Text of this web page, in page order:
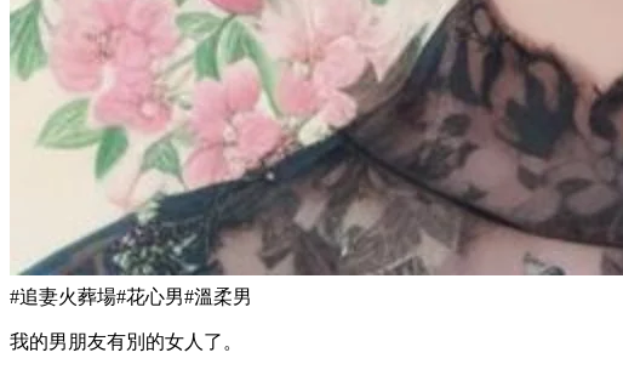
#追妻火葬場#花心男#溫柔男
我的男朋友有別的女人了。